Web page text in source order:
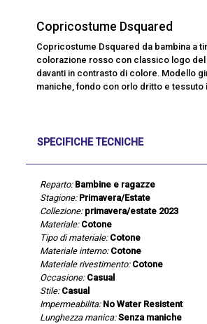
Copricostume Dsquared
Copricostume Dsquared da bambina a
colorazione rosso con classico logo del
davanti in contrasto di colore. Modello
maniche, fondo con orlo dritto e tessuto
SPECIFICHE TECNICHE
Reparto: Bambine e ragazze
Stagione: Primavera/Estate
Collezione: primavera/estate 2023
Materiale: Cotone
Tipo di materiale: Cotone
Materiale interno: Cotone
Materiale rivestimento: Cotone
Occasione: Casual
Stile: Casual
Impermeabilita: No Water Resistent
Lunghezza manica: Senza maniche